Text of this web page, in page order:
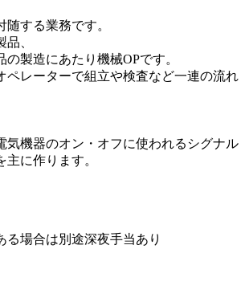
する業務です。
、
の製造にあたり機械OPです。
ペレーターで組立や検査など一連の流れ
気機器のオン・オフに使われるシグナル
主に作ります。
場合は別途深夜手当あり